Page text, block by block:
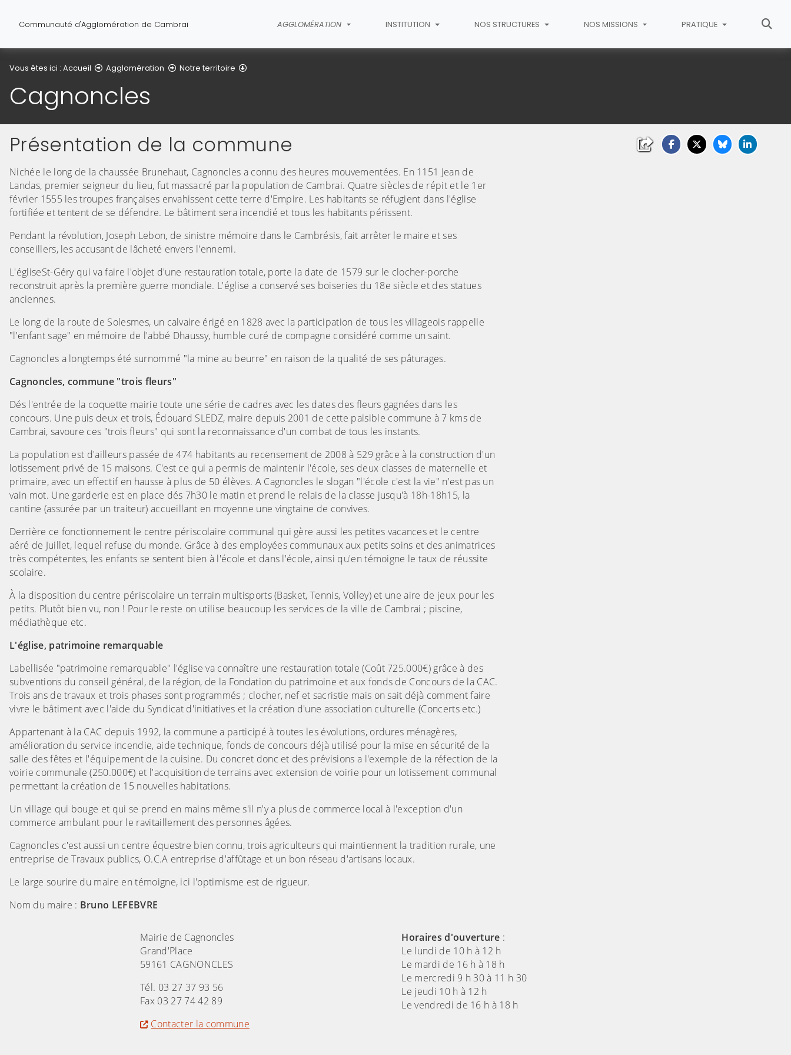
Communauté d'Agglomération de Cambrai AGGLOMÉRATION INSTITUTION NOS STRUCTURES NOS MISSIONS PRATIQUE
Vous êtes ici : Accueil Agglomération Notre territoire
Cagnoncles
Présentation de la commune
Nichée le long de la chaussée Brunehaut, Cagnoncles a connu des heures mouvementées. En 1151 Jean de
Landas, premier seigneur du lieu, fut massacré par la population de Cambrai. Quatre siècles de répit et le 1er
février 1555 les troupes françaises envahissent cette terre d'Empire. Les habitants se réfugient dans l'église
fortifiée et tentent de se défendre. Le bâtiment sera incendié et tous les habitants périssent.
Pendant la révolution, Joseph Lebon, de sinistre mémoire dans le Cambrésis, fait arrêter le maire et ses
conseillers, les accusant de lâcheté envers l'ennemi.
L'égliseSt-Géry qui va faire l'objet d'une restauration totale, porte la date de 1579 sur le clocher-porche
reconstruit après la première guerre mondiale. L'église a conservé ses boiseries du 18e siècle et des statues
anciennes.
Le long de la route de Solesmes, un calvaire érigé en 1828 avec la participation de tous les villageois rappelle
"l'enfant sage" en mémoire de l'abbé Dhaussy, humble curé de compagne considéré comme un saint.
Cagnoncles a longtemps été surnommé "la mine au beurre" en raison de la qualité de ses pâturages.
Cagnoncles, commune "trois fleurs"
Dés l'entrée de la coquette mairie toute une série de cadres avec les dates des fleurs gagnées dans les
concours. Une puis deux et trois, Édouard SLEDZ, maire depuis 2001 de cette paisible commune à 7 kms de
Cambrai, savoure ces "trois fleurs" qui sont la reconnaissance d'un combat de tous les instants.
La population est d'ailleurs passée de 474 habitants au recensement de 2008 à 529 grâce à la construction d'un
lotissement privé de 15 maisons. C'est ce qui a permis de maintenir l'école, ses deux classes de maternelle et
primaire, avec un effectif en hausse à plus de 50 élèves. A Cagnoncles le slogan "l'école c'est la vie" n'est pas un
vain mot. Une garderie est en place dés 7h30 le matin et prend le relais de la classe jusqu'à 18h-18h15, la
cantine (assurée par un traiteur) accueillant en moyenne une vingtaine de convives.
Derrière ce fonctionnement le centre périscolaire communal qui gère aussi les petites vacances et le centre
aéré de Juillet, lequel refuse du monde. Grâce à des employées communaux aux petits soins et des animatrices
très compétentes, les enfants se sentent bien à l'école et dans l'école, ainsi qu'en témoigne le taux de réussite
scolaire.
À la disposition du centre périscolaire un terrain multisports (Basket, Tennis, Volley) et une aire de jeux pour les
petits. Plutôt bien vu, non ! Pour le reste on utilise beaucoup les services de la ville de Cambrai ; piscine,
médiathèque etc.
L'église, patrimoine remarquable
Labellisée "patrimoine remarquable" l'église va connaître une restauration totale (Coût 725.000€) grâce à des
subventions du conseil général, de la région, de la Fondation du patrimoine et aux fonds de Concours de la CAC.
Trois ans de travaux et trois phases sont programmés ; clocher, nef et sacristie mais on sait déjà comment faire
vivre le bâtiment avec l'aide du Syndicat d'initiatives et la création d'une association culturelle (Concerts etc.)
Appartenant à la CAC depuis 1992, la commune a participé à toutes les évolutions, ordures ménagères,
amélioration du service incendie, aide technique, fonds de concours déjà utilisé pour la mise en sécurité de la
salle des fêtes et l'équipement de la cuisine. Du concret donc et des prévisions a l'exemple de la réfection de la
voirie communale (250.000€) et l'acquisition de terrains avec extension de voirie pour un lotissement communal
permettant la création de 15 nouvelles habitations.
Un village qui bouge et qui se prend en mains même s'il n'y a plus de commerce local à l'exception d'un
commerce ambulant pour le ravitaillement des personnes âgées.
Cagnoncles c'est aussi un centre équestre bien connu, trois agriculteurs qui maintiennent la tradition rurale, une
entreprise de Travaux publics, O.C.A entreprise d'affûtage et un bon réseau d'artisans locaux.
Le large sourire du maire en témoigne, ici l'optimisme est de rigueur.
Nom du maire : Bruno LEFEBVRE
Mairie de Cagnoncles
Grand'Place
59161 CAGNONCLES
Tél. 03 27 37 93 56
Fax 03 27 74 42 89
Contacter la commune
Horaires d'ouverture :
Le lundi de 10 h à 12 h
Le mardi de 16 h à 18 h
Le mercredi 9 h 30 à 11 h 30
Le jeudi 10 h à 12 h
Le vendredi de 16 h à 18 h